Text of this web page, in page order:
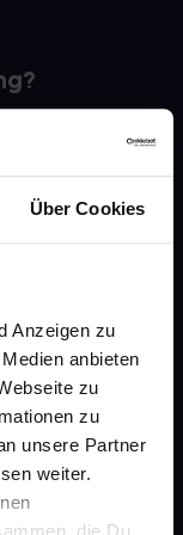
Über Cookies
Anzeigen zu
anbieten
zu
zu
unsere Partner
weiter.